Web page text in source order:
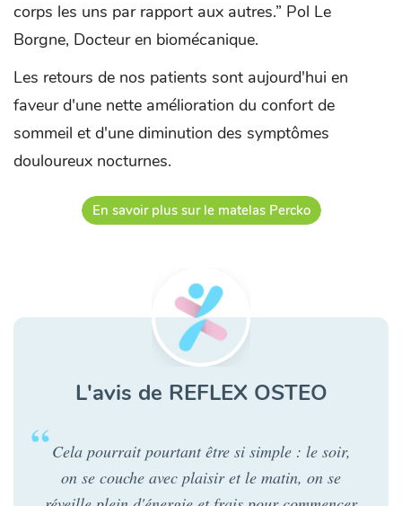
corps les uns par rapport aux autres.” Pol Le
Borgne, Docteur en biomécanique.
Les retours de nos patients sont aujourd'hui en
faveur d'une nette amélioration du confort de
sommeil et d'une diminution des symptômes
douloureux nocturnes.
En savoir plus sur le matelas Percko
L'avis de REFLEX OSTEO
Cela pourrait pourtant être si simple : le soir,
on se couche avec plaisir et le matin, on se